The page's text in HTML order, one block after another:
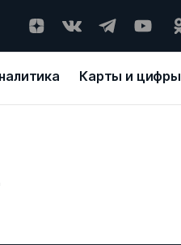
Карты и цифры